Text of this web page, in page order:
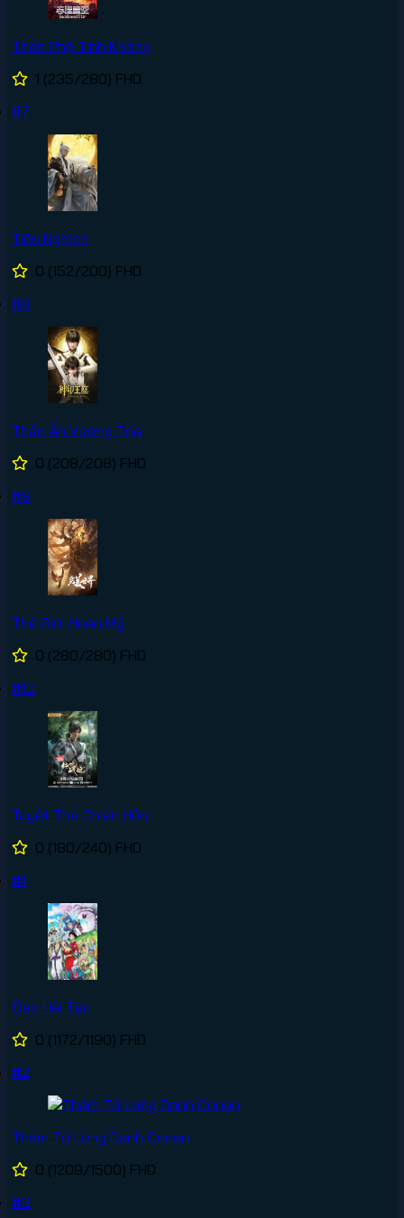
Thôn Phệ Tinh Không
1 (235/280) FHD
#7
Tiên Nghịch
0 (152/200) FHD
#8
Thần Ấn Vương Tọa
0 (208/208) FHD
#9
Thế Giới Hoàn Mỹ
0 (280/280) FHD
#10
Tuyệt Thế Chiến Hồn
0 (180/240) FHD
#1
Đảo Hải Tặc
0 (1172/1190) FHD
#2
Thám Tử Lừng Danh Conan
0 (1209/1500) FHD
#3